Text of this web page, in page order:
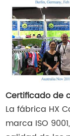
Certificado de
La fábrica HX
marca ISO